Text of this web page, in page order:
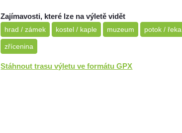
Zajímavosti, které lze na výletě vidět
hrad / zámek kostel / kaple muzeum potok / řeka
zřícenina
Stáhnout trasu výletu ve formátu GPX